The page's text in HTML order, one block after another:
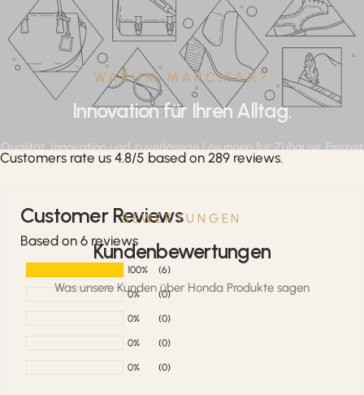
WARUM MARCMAX?
Innovation für Ihren Alltag.
Qualität, Innovation und zuverlässige Lösungen für Zuhause, Freizeit
und professionelle Anwendungen.
BEWERTUNGEN
Kundenbewertungen
Was unsere Kunden über Honda Produkte sagen
Customers rate us 4.8/5 based on 289 reviews.
Customer Reviews
Based on 6 reviews
100% (6)
0% (0)
0% (0)
0% (0)
0% (0)